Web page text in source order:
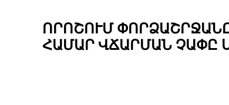
ՈՐՈՇՈՒՄ
ՀԱՄԱՐ ՎՃԱՐՄԱՆ ՉԱՓԸ